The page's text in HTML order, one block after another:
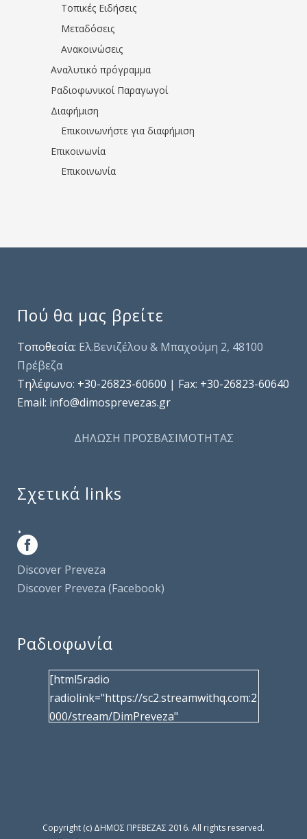
Τοπικές Ειδήσεις
Μεταδόσεις
Ανακοινώσεις
Αναλυτικό πρόγραμμα
Ραδιοφωνικοί Παραγωγοί
Διαφήμιση
Επικοινωνήστε για διαφήμιση
Επικοινωνία
Επικοινωνία
Πού θα μας βρείτε
Τοποθεσία: Ελ.Βενιζέλου & Μπαχούμη 2, 48100
Πρέβεζα
Τηλέφωνo: +30-26823-60600 | Fax: +30-26823-60640
Email: info@dimosprevezas.gr
ΔΗΛΩΣΗ ΠΡΟΣΒΑΣΙΜΟΤΗΤΑΣ
Σχετικά links
.
Discover Preveza
Discover Preveza (Facebook)
Ραδιοφωνία
[html5radio
radiolink="https://sc2.streamwithq.com:2
000/stream/DimPreveza"
facebook="https://www.facebook.com/%
Copyright (c) ΔΗΜΟΣ ΠΡΕΒΕΖΑΣ 2016. All rights reserved.